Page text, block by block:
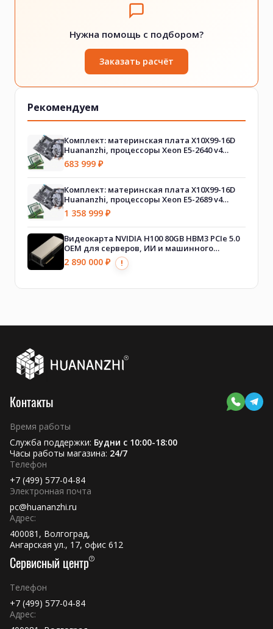
Нужна помощь с подбором?
Заказать расчёт
Рекомендуем
Комплект: материнская плата X10X99-16D
Huananzhi, процессоры Xeon E5-2640 v4
(2шт.), оперативная память DDR4 512GB
(64GB x 8шт.), A700 Huananzhi (2шт.)
683 999 ₽
Комплект: материнская плата X10X99-16D
Huananzhi, процессоры Xeon E5-2689 v4
(2шт.), оперативная память DDR4 1024GB
(64GB x 16шт.), A700 Huananzhi (2шт.)
1 358 999 ₽
Видеокарта NVIDIA H100 80GB HBM3 PCIe 5.0
OEM для серверов, ИИ и машинного
обучения
2 890 000 ₽ !
Контакты
Время работы
Служба поддержки: Будни с 10:00-18:00
Часы работы магазина: 24/7
Телефон
+7 (499) 577-04-84
Электронная почта
pc@huananzhi.ru
Адрес:
400081, Волгоград,
Ангарская ул., 17, офис 612
Сервисный центр
Телефон
+7 (499) 577-04-84
Адрес: